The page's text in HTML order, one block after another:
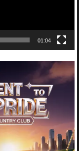
01:04